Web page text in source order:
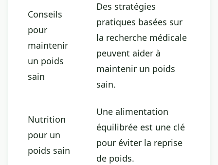
Conseils
pour
maintenir
un poids
sain
Des stratégies
pratiques basées sur
la recherche médicale
peuvent aider à
maintenir un poids
sain.
Nutrition
pour un
poids sain
Une alimentation
équilibrée est une clé
pour éviter la reprise
de poids.